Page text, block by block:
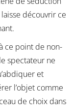
découvrir ce
ce point de non-
spectateur ne
et
l’objet comme
de choix dans